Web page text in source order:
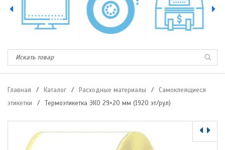
Главная / Каталог / Расходные материалы /
Самоклеящиеся
этикетки
/ Термоэтикетка ЭКО 29×20 мм (1920 эт/рул)